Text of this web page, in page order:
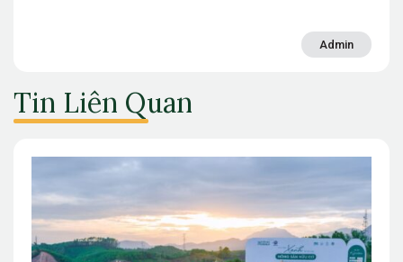
Admin
Tin Liên Quan